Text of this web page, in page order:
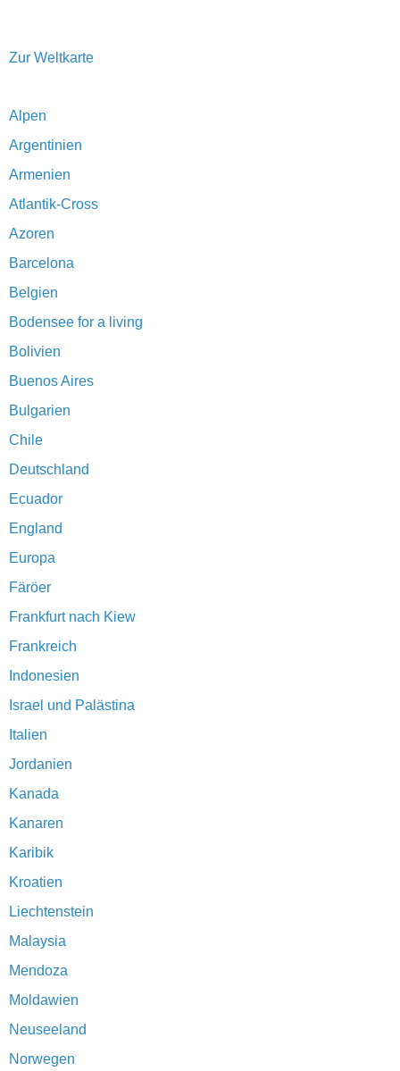
Zur Weltkarte
Alpen
Argentinien
Armenien
Atlantik-Cross
Azoren
Barcelona
Belgien
Bodensee for a living
Bolivien
Buenos Aires
Bulgarien
Chile
Deutschland
Ecuador
England
Europa
Färöer
Frankfurt nach Kiew
Frankreich
Indonesien
Israel und Palästina
Italien
Jordanien
Kanada
Kanaren
Karibik
Kroatien
Liechtenstein
Malaysia
Mendoza
Moldawien
Neuseeland
Norwegen